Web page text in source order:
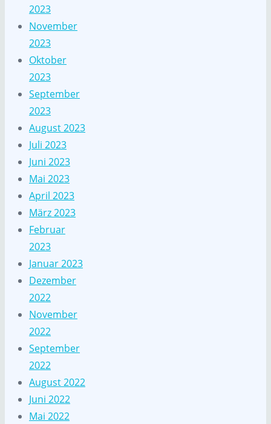
2023
November
2023
Oktober
2023
September
2023
August 2023
Juli 2023
Juni 2023
Mai 2023
April 2023
März 2023
Februar
2023
Januar 2023
Dezember
2022
November
2022
September
2022
August 2022
Juni 2022
Mai 2022